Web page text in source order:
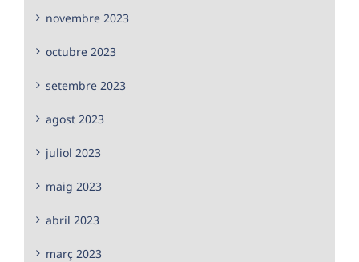
novembre 2023
octubre 2023
setembre 2023
agost 2023
juliol 2023
maig 2023
abril 2023
març 2023